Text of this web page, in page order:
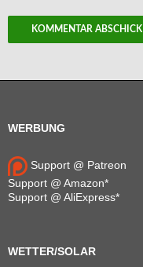
WERBUNG
Support @ Patreon
Support @ Amazon*
Support @ AliExpress*
WETTER/SOLAR